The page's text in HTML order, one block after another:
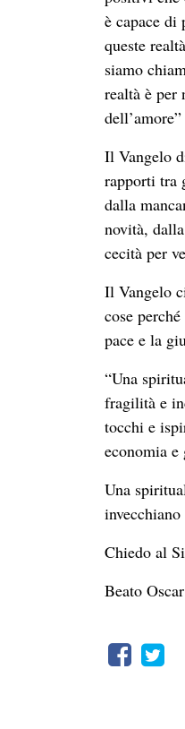
è capace di
queste
siamo
realtà è
Il Vangelo
rapporti tra
dalla
novità,
cecità per
Il Vangelo
cose
pace e la
“Una
fragilità e
tocchi e
economia e
Una
Chiedo al
Beato